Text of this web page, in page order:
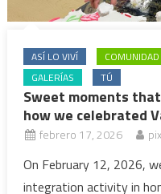
ASÍ LO VIVÍ COMUNIDAD
GALERÍAS
TÚ
Sweet moments
how we celebrated
febrero 17, 2026
On February 12, 2026,
integration activity in